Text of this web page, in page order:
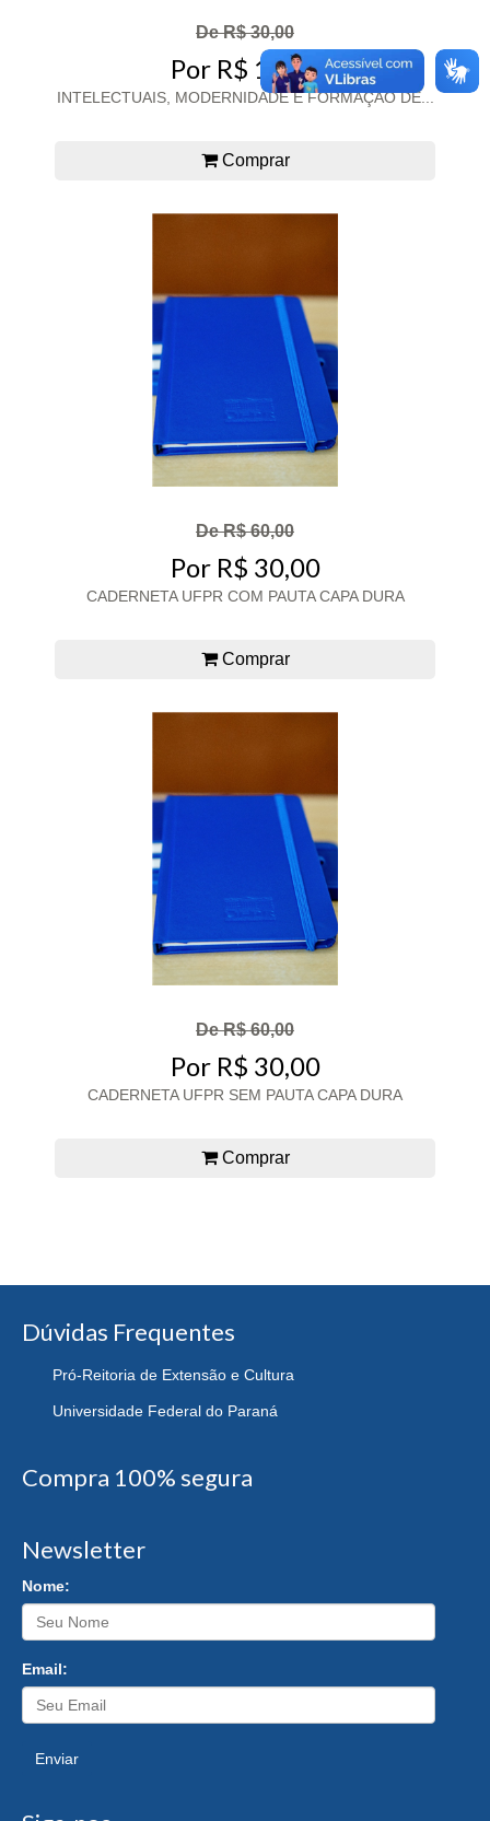
De R$ 30,00
Por R$ 15,00
INTELECTUAIS, MODERNIDADE E FORMAÇÃO DE...
Comprar
De R$ 60,00
Por R$ 30,00
CADERNETA UFPR COM PAUTA CAPA DURA
Comprar
De R$ 60,00
Por R$ 30,00
CADERNETA UFPR SEM PAUTA CAPA DURA
Comprar
Dúvidas Frequentes
Pró-Reitoria de Extensão e Cultura
Universidade Federal do Paraná
Compra 100% segura
Newsletter
Nome:
Email:
Enviar